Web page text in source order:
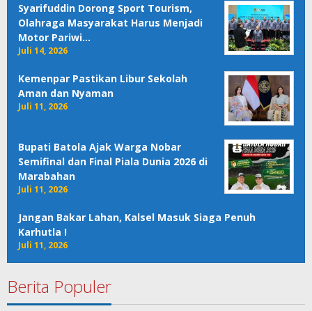
Syarifuddin Dorong Sport Tourism,
Olahraga Masyarakat Harus Menjadi
Motor Pariwi…
Juli 14, 2026
Kemenpar Pastikan Libur Sekolah
Aman dan Nyaman
Juli 11, 2026
Bupati Batola Ajak Warga Nobar
Semifinal dan Final Piala Dunia 2026 di
Marabahan
Juli 11, 2026
Jangan Bakar Lahan, Kalsel Masuk Siaga Penuh
Karhutla !
Juli 11, 2026
Berita Populer